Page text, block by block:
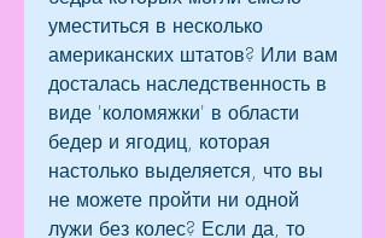
уместиться в несколько
американских штатов? Или вам
досталась наследственность в
виде 'коломяжки' в области
бедер и ягодиц, которая
настолько выделяется, что вы
не можете пройти ни одной
лужи без колес? Если да, то